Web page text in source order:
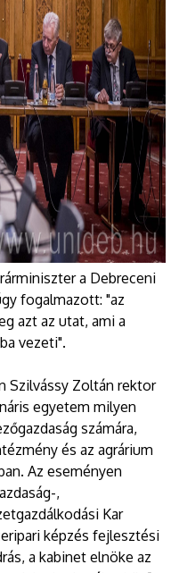
a Debreceni
fogalmazott: "az
azt az utat, ami a
vezeti".
Szilvássy Zoltán rektor
egyetem milyen
számára,
és az agrárium
Az eseményen
,
Kar
képzés fejlesztési
a kabinet elnöke az